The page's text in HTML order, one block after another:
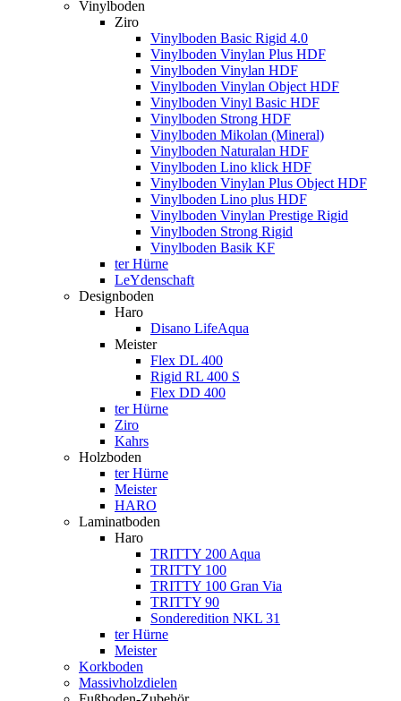
Vinylboden
Ziro
Vinylboden Basic Rigid 4.0
Vinylboden Vinylan Plus HDF
Vinylboden Vinylan HDF
Vinylboden Vinylan Object HDF
Vinylboden Vinyl Basic HDF
Vinylboden Strong HDF
Vinylboden Mikolan (Mineral)
Vinylboden Naturalan HDF
Vinylboden Lino klick HDF
Vinylboden Vinylan Plus Object HDF
Vinylboden Lino plus HDF
Vinylboden Vinylan Prestige Rigid
Vinylboden Strong Rigid
Vinylboden Basik KF
ter Hürne
LeYdenschaft
Designboden
Haro
Disano LifeAqua
Meister
Flex DL 400
Rigid RL 400 S
Flex DD 400
ter Hürne
Ziro
Kahrs
Holzboden
ter Hürne
Meister
HARO
Laminatboden
Haro
TRITTY 200 Aqua
TRITTY 100
TRITTY 100 Gran Via
TRITTY 90
Sonderedition NKL 31
ter Hürne
Meister
Korkboden
Massivholzdielen